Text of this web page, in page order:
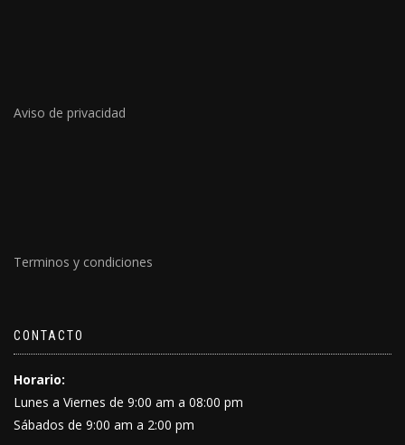
Aviso de privacidad
Terminos y condiciones
CONTACTO
Horario:
Lunes a Viernes de 9:00 am a 08:00 pm
Sábados de 9:00 am a 2:00 pm